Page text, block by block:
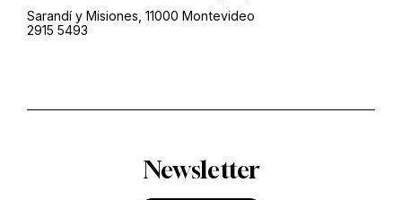
Sarandí y Misiones, 11000 Montevideo
2915 5493
Newsletter